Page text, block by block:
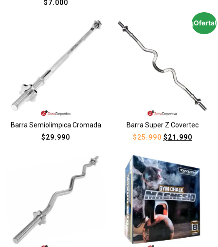
$7.000
Barra Semiolimpica Cromada
$29.990
¡Oferta!
Barra Super Z Covertec
$25.990 $21.990